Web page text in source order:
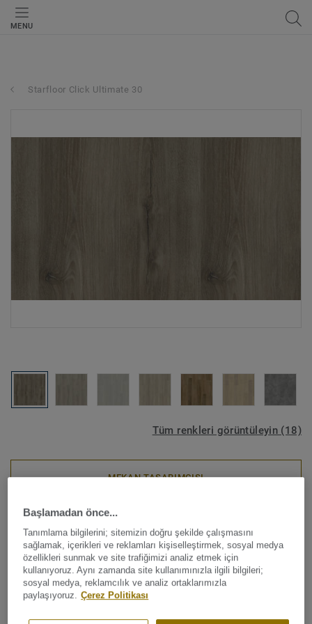
MENU
Starfloor Click Ultimate 30
Tüm renkleri görüntüleyin (18)
MEKAN TASARIMCISI
Lüks Vinil Karoları
Starfloor Click Ultimate 30 -
Galloway Oak WARM BROWN
Yeni sert LVT zemin koleksiyonumuz Starfloor Click
Başlamadan önce...
Tanımlama bilgilerini; sitemizin doğru şekilde çalışmasını
sağlamak, içerikleri ve reklamları kişiselleştirmek, sosyal medya
özellikleri sunmak ve site trafiğimizi analiz etmek için
kullanıyoruz. Aynı zamanda site kullanımınızla ilgili bilgileri;
sosyal medya, reklamcılık ve analiz ortaklarımızla
paylaşıyoruz. Çerez Politikası